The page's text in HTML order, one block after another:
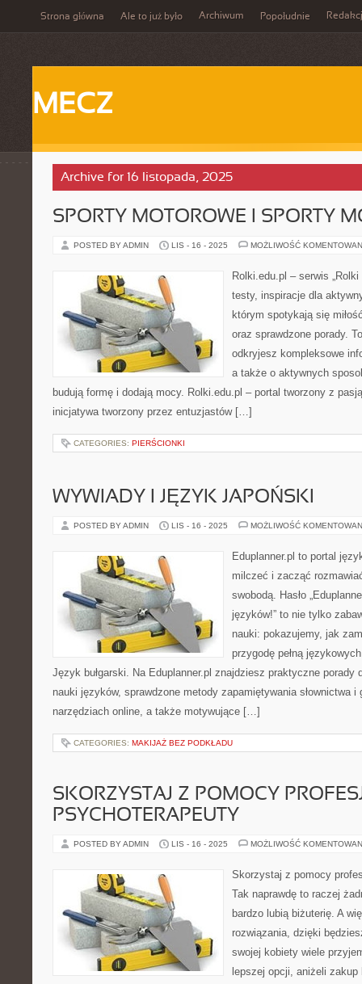
Strona główna Ale to już było Archiwum Popołudnie
MECZ
Archive for 16 listopada, 2025
SPORTY MOTOROWE I SPORTY
POSTED BY ADMIN LIS - 16 - 2025 MOŻLIWOŚĆ
Rolki.edu.pl – serwis
testy, inspiracje dla
którym spotykają się
oraz sprawdzone porady.
odkryjesz kompleksowe
a także o aktywnych
budują formę i dodają mocy. Rolki.edu.pl – portal tworzony z
inicjatywa tworzony przez entuzjastów […]
CATEGORIES: PIERŚCIONKI
WYWIADY I JĘZYK JAPOŃSKI
POSTED BY ADMIN LIS - 16 - 2025 MOŻLIWOŚĆ
Eduplanner.pl to portal
milczeć i zacząć
swobodą. Hasło
języków!” to nie tylko
nauki: pokazujemy, jak
przygodę pełną
Język bułgarski. Na Eduplanner.pl znajdziesz praktyczne porady
nauki języków, sprawdzone metody zapamiętywania słownictwa i
narzędziach online, a także motywujące […]
CATEGORIES: MAKIJAŻ BEZ PODKŁADU
SKORZYSTAJ Z POMOCY
PSYCHOTERAPEUTY
POSTED BY ADMIN LIS - 16 - 2025 MOŻLIWOŚĆ
Skorzystaj z pomocy
Tak naprawdę to raczej
bardzo lubią biżuterię. A
rozwiązania, dzięki
swojej kobiety wiele
lepszej opcji, aniżeli